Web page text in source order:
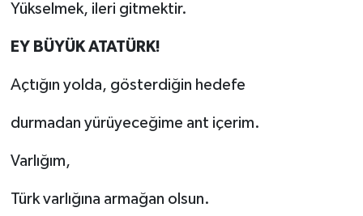
Yükselmek, ileri gitmektir.
EY BÜYÜK ATATÜRK!
Açtığın yolda, gösterdiğin hedefe
durmadan yürüyeceğime ant içerim.
Varlığım,
Türk varlığına armağan olsun.